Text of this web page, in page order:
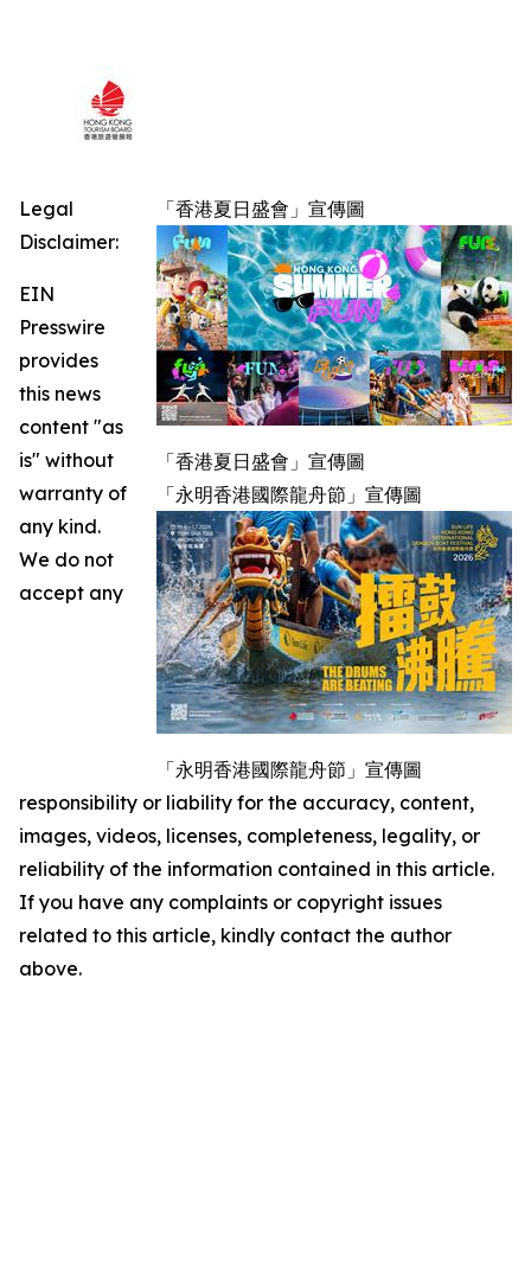
「香港夏日盛會」宣傳圖
「香港夏日盛會」宣傳圖
「永明香港國際龍舟節」宣傳圖
「永明香港國際龍舟節」宣傳圖
Legal
Disclaimer:
EIN
Presswire
provides
this news
content "as
is" without
warranty of
any kind.
We do not
accept any
responsibility or liability for the accuracy, content,
images, videos, licenses, completeness, legality, or
reliability of the information contained in this article.
If you have any complaints or copyright issues
related to this article, kindly contact the author
above.